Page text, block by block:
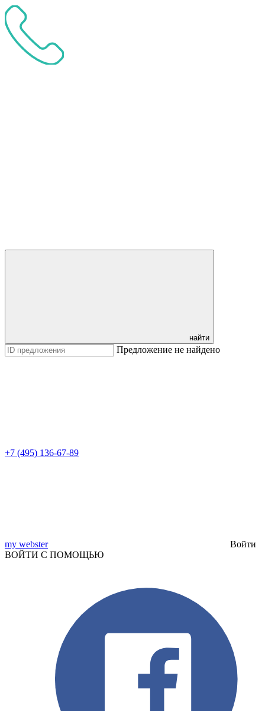
найти
Предложение не найдено
+7 (495) 136-67-89
my webster
Войти
ВОЙТИ С ПОМОЩЬЮ